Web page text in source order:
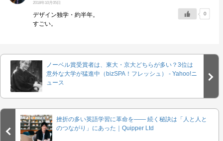
2018年10月05日
デザイン独学・約半年。
すごい。
0
ノーベル賞受賞者は、東大・京大どちらが多い？3位は
意外な大学が猛進中（bizSPA！フレッシュ） - Yahoo!ニ
ュース
挫折の多い英語学習に革命を―― 続く秘訣は「人と人と
のつながり」にあった｜Quipper Ltd